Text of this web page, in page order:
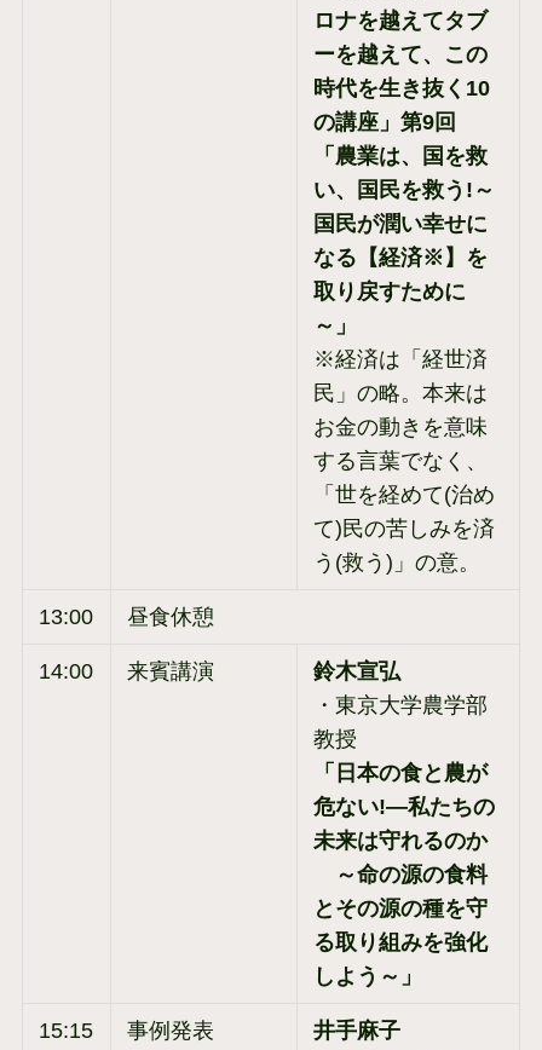
ロナを越えてタブ
ーを越えて、この
時代を生き抜く10
の講座」第9回
「農業は、国を救
い、国民を救う!～
国民が潤い幸せに
なる【経済※】を
取り戻すために
～」
※経済は「経世済
民」の略。本来は
お金の動きを意味
する言葉でなく、
「世を経めて(治め
て)民の苦しみを済
う(救う)」の意。
13:00 昼食休憩
14:00 来賓講演
鈴木宣弘
・東京大学農学部
教授
「日本の食と農が
危ない!―私たちの
未来は守れるのか
～命の源の食料
とその源の種を守
る取り組みを強化
しよう～」
15:15 事例発表
井手麻子